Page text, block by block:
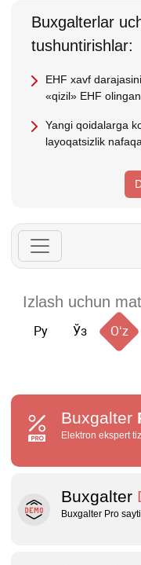
Buхgalterlar
tushuntirishlar:
EHF хavf
«qizil» EHF
Yangi qoidalarga
layoqatsizlik
Ру Ўз Oʻz
Buxgalter
Elektron ekspert
Buxgalter
Buxgalter Pro